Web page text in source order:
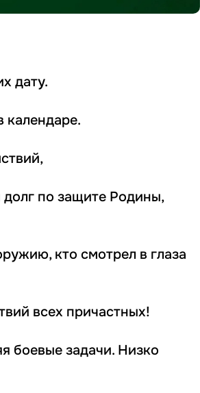
дату.
календаре.
долг по защите Родины,
кто смотрел в глаза
всех причастных!
боевые задачи. Низко